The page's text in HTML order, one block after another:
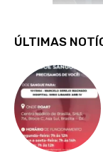
ÚLTIMAS